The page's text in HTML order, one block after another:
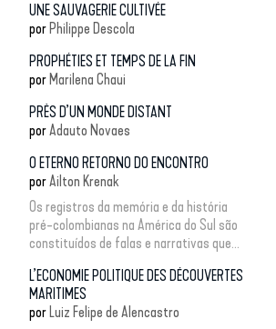
UNE SAUVAGERIE CULTIVÉE
por Philippe Descola
PROPHÉTIES ET TEMPS DE LA FIN
por Marilena Chaui
PRÈS D’UN MONDE DISTANT
porAdauto Novaes
O ETERNO RETORNO DO ENCONTRO
porAilton Krenak
Os registros da memória e da história
pré-colombianas na América do Sul são
constituídos de falas e narrativas que...
L’ECONOMIE POLITIQUE DES DÉCOUVERTES
MARITIMES
por Luiz Felipe de Alencastro